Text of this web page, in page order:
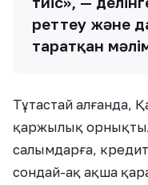
реттеу және
таратқан
Тұтастай алғанда,
қаржылық
салымдарға,
сондай-ақ ақша